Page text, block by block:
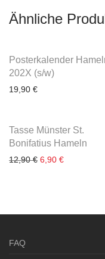
Ähnliche
Posterkalender
202X (s/w)
19,90 €
3-4 Werktage
Tasse Münster St.
Bonifatius Hameln
12,90€ Ursprünglicher
6,90 €Aktueller
FAQ